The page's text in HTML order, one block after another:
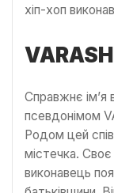
хіп-хоп
Справжнє ім’я
псевдонімом
Родом цей
містечка. Своє
виконавець